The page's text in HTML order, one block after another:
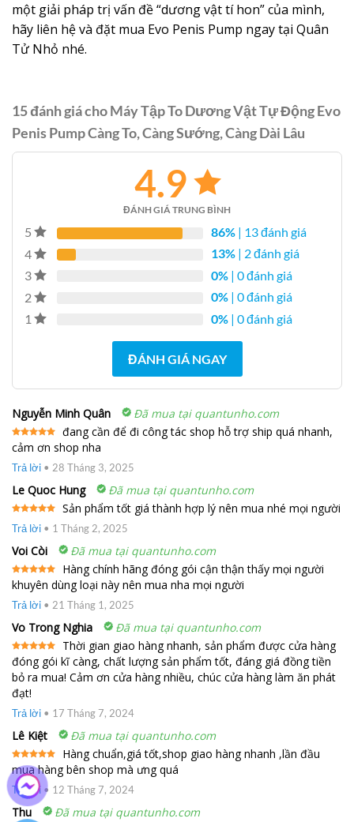
một giải pháp trị vấn đề “dương vật tí hon” của mình,
hãy liên hệ và đặt mua Evo Penis Pump ngay tại Quân
Tử Nhỏ nhé.
15 đánh giá choMáy Tập To Dương Vật Tự Động Evo
Penis Pump Càng To, Càng Sướng, Càng Dài Lâu
4.9
ĐÁNH GIÁ TRUNG BÌNH
5 86% | 13 đánh giá
4
13% | 2 đánh giá
3
0% | 0 đánh giá
2
0% | 0 đánh giá
1
0% | 0 đánh giá
ĐÁNH GIÁ NGAY
Nguyễn Minh Quân Đã mua tại quantunho.com
Được xếp
hạng 55
sao
đang cần để đi công tác shop hỗ trợ ship quá nhanh,
cảm ơn shop nha
Trả lời • 28 Tháng 3, 2025
Le Quoc Hung Đã mua tại quantunho.com
hạng5 5
Sản phẩm tốt giá thành hợp lý nên mua nhé mọi người
Trả lời • 1 Tháng 2, 2025
Voi Còi Đã mua tại quantunho.com
Được xếp
hạng 55
sao
Hàng chính hãng đóng gói cận thận thấy mọi người
khuyên dùng loại này nên mua nha mọi người
Trả lời • 21 Tháng 1, 2025
Vo Trong Nghia Đã mua tại quantunho.com
Được xếp
hạng5 5
sao
Thời gian giao hàng nhanh, sản phẩm được cửa hàng
đóng gói kĩ càng, chất lượng sản phẩm tốt, đáng giá đồng tiền
bỏ ra mua! Cảm ơn cửa hàng nhiều, chúc cửa hàng làm ăn phát
đạt!
Trả lời • 17 Tháng 7, 2024
Lê Kiệt Đã mua tại quantunho.com
Được xếp
hạng5 5
sao
Hàng chuẩn,giá tốt,shop giao hàng nhanh ,lần đầu
mua hàng bên shop mà ưng quá
Trả lời • 12 Tháng 7, 2024
Thu Đã mua tại quantunho.com